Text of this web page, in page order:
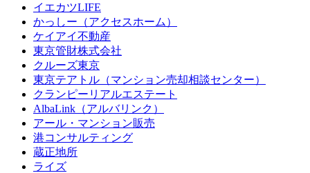
イエカツLIFE
かっしー（アクセスホーム）
ケイアイ不動産
東京管財株式会社
クルーズ東京
東京テアトル（マンション売却相談センター）
クランピーリアルエステート
AlbaLink（アルバリンク）
アール・マンション販売
港コンサルティング
蔵正地所
ライズ